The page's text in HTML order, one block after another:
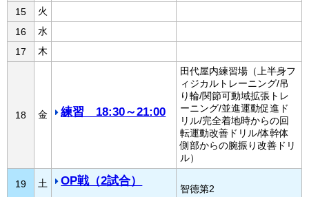
15
火
16
水
17
木
18 金 練習 18:30～21:00
田代屋内練習場（上半身フ
ィジカルトレーニング/吊
り輪/関節可動域拡張トレ
ーニング/並進運動促進ド
リル/完全着地時からの回
転運動改善ドリル/体幹体
側部からの腕振り改善ドリ
ル）
19 土 OP戦（2試合）
智德第2